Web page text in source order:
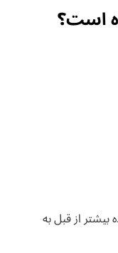
است؟
از قبل به